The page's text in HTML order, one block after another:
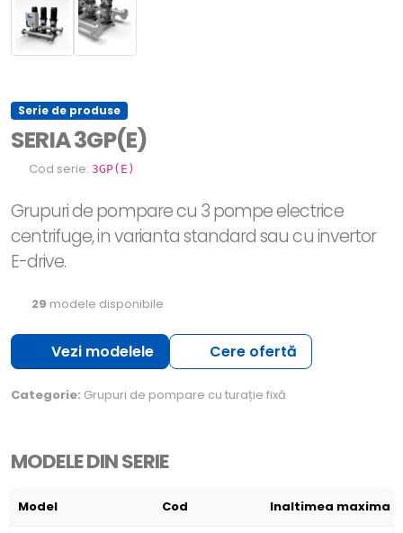
Serie de produse
SERIA 3GP(E)
Cod serie:3GP(E)
Grupuri de pompare cu 3 pompe electrice
centrifuge, in varianta standard sau cu invertor
E-drive.
29 modele disponibile
Vezi modelele Cere ofertă
Categorie: Grupuri de pompare cu turație fixă
MODELE DIN SERIE
Model Cod Inaltimea maxima